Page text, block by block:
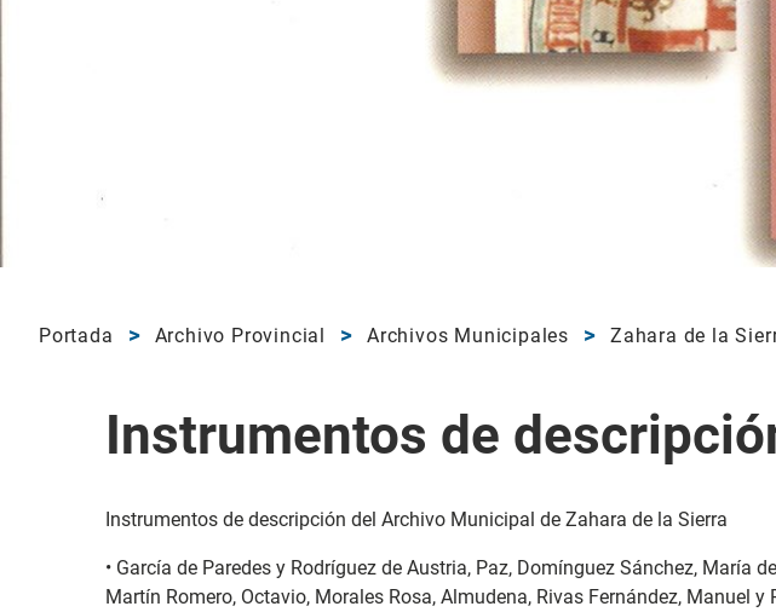
Portada Archivo Provincial Archivos Municipales Zahara de la
Instrumentos de
Instrumentos de descripción del Archivo Municipal de Zahara de la Sierra
• García de Paredes y Rodríguez de Austria, Paz, Domínguez Sánchez, María
Martín Romero, Octavio, Morales Rosa, Almudena, Rivas Fernández, Manuel y